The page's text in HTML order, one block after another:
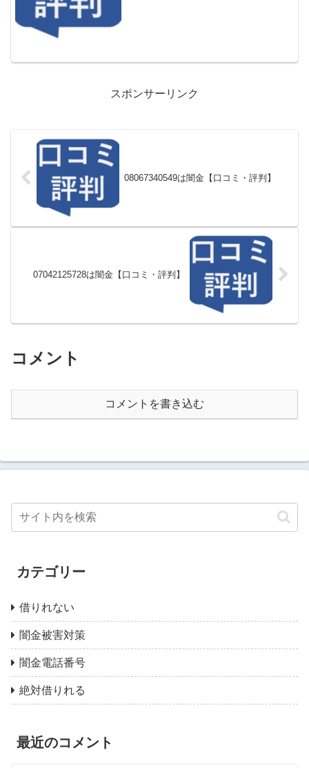
スポンサーリンク
08067340549は闇金【口コミ・評判】
07042125728は闇金【口コミ・評判】
コメント
コメントを書き込む
カテゴリー
借りれない
闇金被害対策
闇金電話番号
絶対借りれる
最近のコメント